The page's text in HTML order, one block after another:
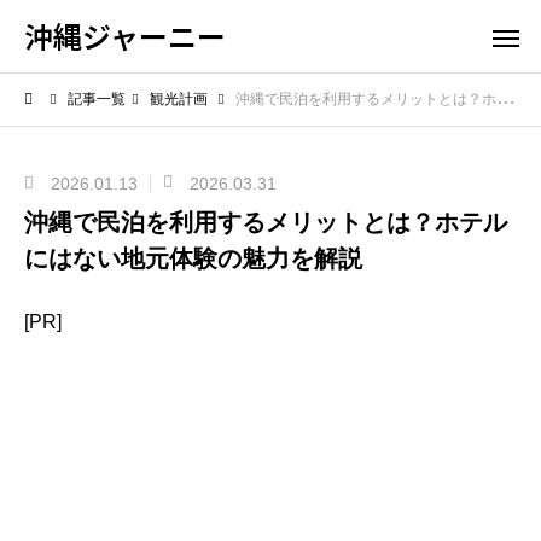
沖縄ジャーニー
記事一覧 観光計画 沖縄で民泊を利用するメリットとは？ホテルにはない地元体験の魅力を解説
2026.01.13 2026.03.31
沖縄で民泊を利用するメリットとは？ホテル
にはない地元体験の魅力を解説
[PR]